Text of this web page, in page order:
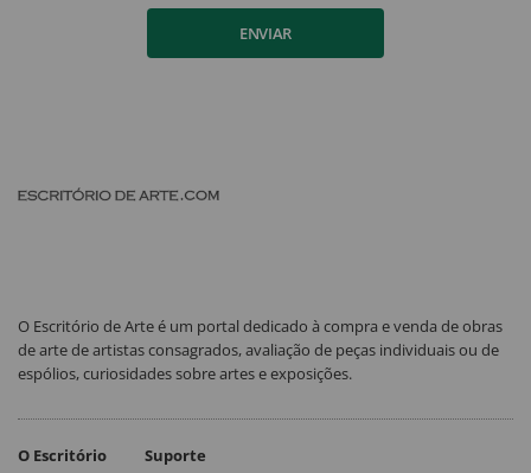
ENVIAR
O Escritório de Arte é um portal dedicado à compra e venda de obras
de arte de artistas consagrados, avaliação de peças individuais ou de
espólios, curiosidades sobre artes e exposições.
O Escritório Suporte